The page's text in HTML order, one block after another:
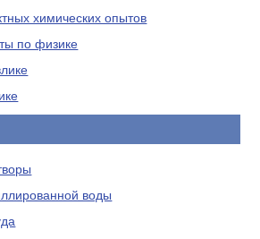
химических опытов
по физике
воды